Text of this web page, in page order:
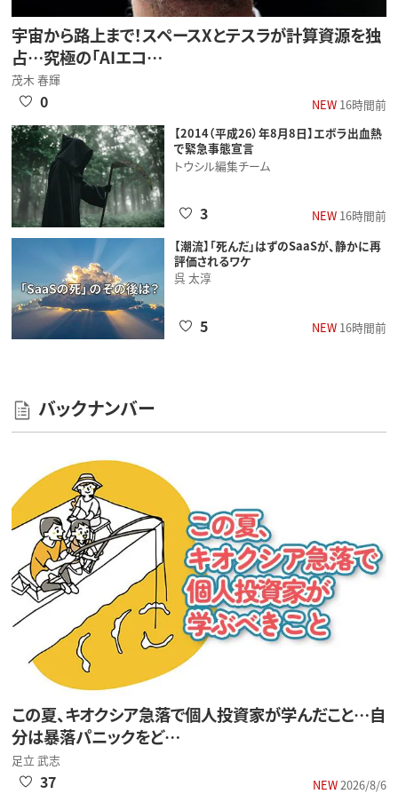
宇宙から路上まで！スペースXとテスラが計算資源を独
占…究極の「AIエコ…
茂木 春輝
NEW16時間前
0
【2014（平成26）年8月8日】エボラ出血熱
で緊急事態宣言
トウシル編集チーム
NEW16時間前
3
【潮流】「死んだ」はずのSaaSが、静かに再
評価されるワケ
呉 太淳
NEW16時間前
5
バックナンバー
この夏、キオクシア急落で個人投資家が学んだこと…自
分は暴落パニックをど…
足立 武志
NEW2026/8/6
37